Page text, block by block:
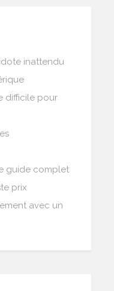
inattendu
difficile pour
guide complet
prix
avec un